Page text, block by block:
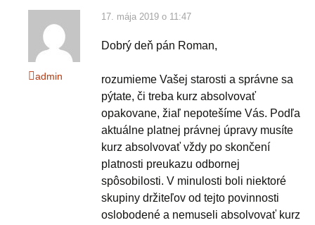
admin
17. mája 2019 o 11:47
Dobrý deň pán Roman,
rozumieme Vašej starosti a správne sa
pýtate, či treba kurz absolvovať
opakovane, žiaľ nepotešíme Vás. Podľa
aktuálne platnej právnej úpravy musíte
kurz absolvovať vždy po skončení
platnosti preukazu odbornej
spôsobilosti. V minulosti boli niektoré
skupiny držiteľov od tejto povinnosti
oslobodené a nemuseli absolvovať kurz